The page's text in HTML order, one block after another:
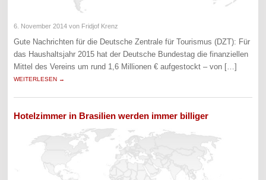
6. November 2014 von Fridjof Krenz
Gute Nachrichten für die Deutsche Zentrale für Tourismus (DZT): Für
das Haushaltsjahr 2015 hat der Deutsche Bundestag die finanziellen
Mittel des Vereins um rund 1,6 Millionen € aufgestockt – von […]
WEITERLESEN →
Hotelzimmer in Brasilien werden immer billiger